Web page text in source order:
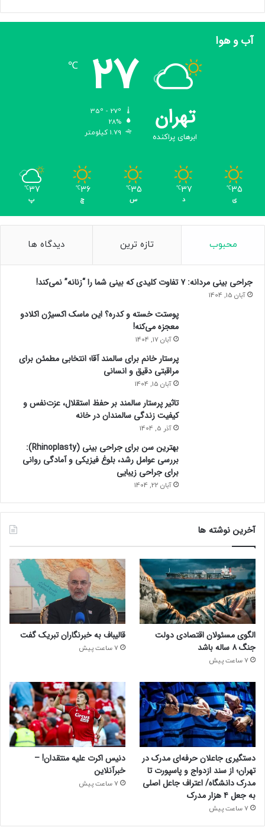
وآب و هوا
تهران
ابرهای پراکنده
27
℃
28%
1.79 کیلومتر
35
℃
ی
37
℃
د
35
℃
س
36
℃
چ
37
℃
پ
محبوب تازه ترین دیدگاه ها
جراحی بینی مردانه: ۷ تفاوت کلیدی که بینی شما را “زنانه” نمی‌کند!
آبان 15, 1404
پوستت خسته و کدره؟ این ماسک اکسیژن اکلادو
معجزه می‌کنه!
آبان 17, 1404
پرستار خانم برای سالمند آقا؛ انتخابی مطمئن برای
مراقبتی دقیق و انسانی
آبان 15, 1404
تاثیر پرستار سالمند بر حفظ استقلال، عزت‌نفس و
کیفیت زندگی سالمندان در خانه
آذر 5, 1404
بهترین سن برای جراحی بینی (Rhinoplasty):
بررسی عوامل رشد، بلوغ فیزیکی و آمادگی روانی
برای جراحی زیبایی
آبان 22, 1404
آخرین نوشته ها
الگوی مسئولان اقتصادی دولت
جنگ ۸ ساله باشد
7 ساعت پیش
قالیباف به خبرنگاران تبریک گفت
7 ساعت پیش
دستگیری جاعلان حرفه‌ای مدرک در
تهران؛ از سند ازدواج و پاسپورت تا
مدرک دانشگاه/ اعتراف جاعل اصلی
به جعل ۴ هزار مدرک
7 ساعت پیش
دنیس اکرت علیه منتقدان! –
خبرآنلاین
7 ساعت پیش